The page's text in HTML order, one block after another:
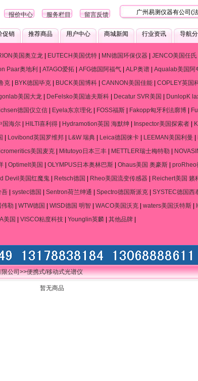
广州易测仪器有公司(法国
报价中心 服务栏目 留言反馈
促销 推荐商品 用户中心 商城新闻 行业资讯 导航
美国奥立龙| EUTECH美国优特| MN德国环保仪器| JENCO美国任氏
Paar奥地利 ATAGO爱拓 AFG德国阿福气 ALP奥谱 Aqualab美国阿
克 BYK德国毕克 BUCK美国博科 CANNON美国佳能 COPLEY英国
美国大龙 DeFelsko美国迪夫斯科 Decatur SVR美国 DunlopK
德国仪立信 Eyela东京理化 FOSS福斯 Fakopp匈牙利法廓博
国海尔 HILTI喜利得 Hydramotion英国 海默绅 Inspector美国探索者
Lovibond英国罗维邦| L&W 瑞典| Leica德国徕卡| LEEMAN美国利曼
美国麦克| Mitutoyo日本三丰| METTLER瑞士梅特勒
Optimelt美国 OLYMPUS日本奥林巴斯 Ohaus美国 奥豪斯 proRheo
Devil美国红魔鬼 Retsch德国 Rheo美国流变传感器 Reichert美国 籁
吾| systec德国 Sentron荷兰绅通 Spectro德国斯派克| SYSTEC德国西
勒 WTW德国 WISD德国 明智 WACO美国沃克 waters美国沃特斯
美国 VISCO粘度科技 Younglin英麟 其他品牌
限公司>>便携式/移动式光谱仪
暂无商品